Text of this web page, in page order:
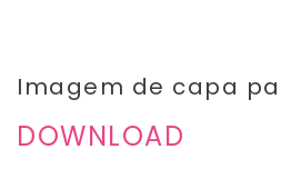
Imagem de capa
DOWNLOAD